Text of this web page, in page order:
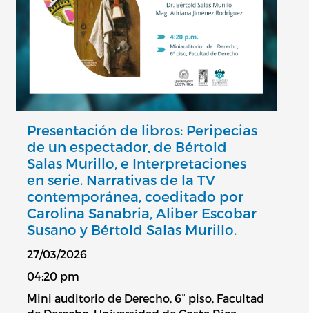
Presentación de libros: Peripecias
de un espectador, de Bértold
Salas Murillo, e Interpretaciones
en serie. Narrativas de la TV
contemporánea, coeditado por
Carolina Sanabria, Aliber Escobar
Susano y Bértold Salas Murillo.
27/03/2026
04:20 pm
Mini auditorio de Derecho, 6° piso, Facultad